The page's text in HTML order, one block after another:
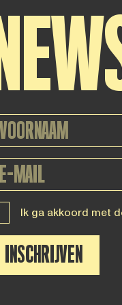
Ik ga akkoord met
INSCHRIJVEN